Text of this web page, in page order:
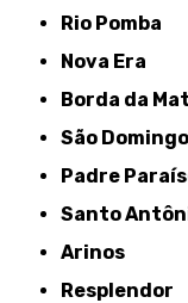
Rio Pomba
Nova Era
Borda da
São
Padre
Santo
Arinos
Resplendor